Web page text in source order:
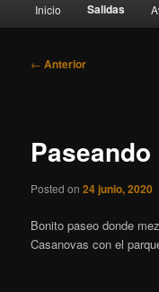
Inicio Salidas
Navegación
← Anterior
Posted on24 junio, 2020
Bonito paseo donde
Casanovas con el